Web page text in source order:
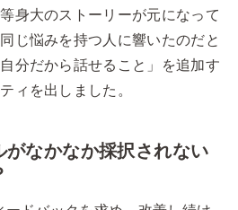
身大のストーリーが元になって
じ悩みを持つ人に響いたのだと
分だから話せること」を追加す
ィを出しました。
なかなか採択されない